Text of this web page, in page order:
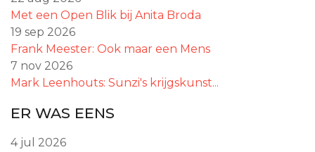
Met een Open Blik bij Anita Broda
19 sep 2026
Frank Meester: Ook maar een Mens
7 nov 2026
Mark Leenhouts: Sunzi's krijgskunst...
ER WAS EENS
4 jul 2026